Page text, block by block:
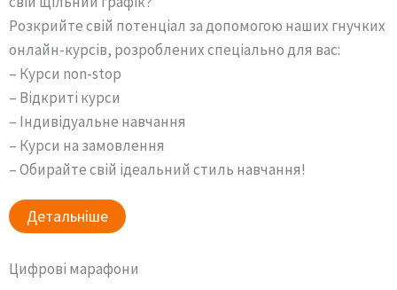
Розкрийте свій потенціал за допомогою наших гнучких
онлайн-курсів, розроблених спеціально для вас:
– Курси non-stop
– Відкриті курси
– Індивідуальне навчання
– Курси на замовлення
– Обирайте свій ідеальний стиль навчання!
Детальніше
Цифрові марафони